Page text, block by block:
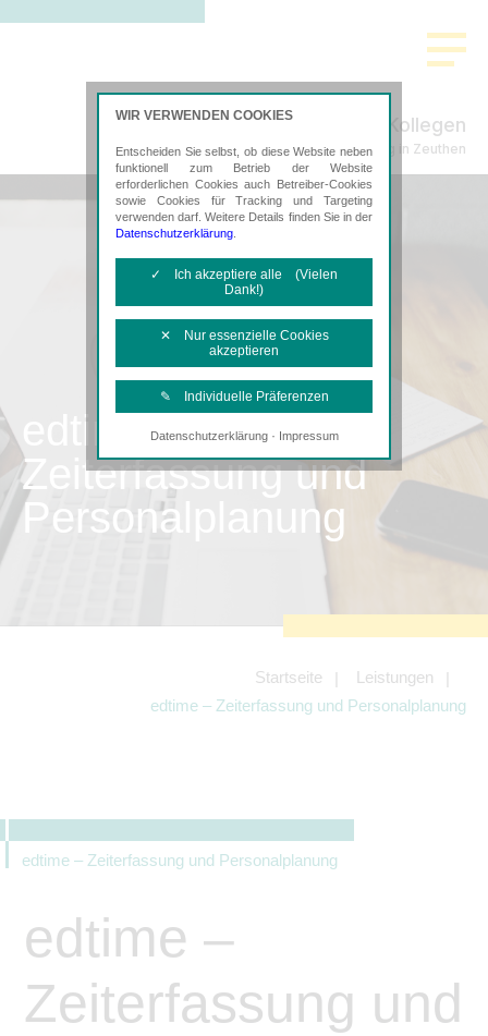
Zeidler & Kollegen
Steuerberatung in Zeuthen
Zeiterfassung und
Personalplanung
Startseite
Leistungen
edtime – Zeiterfassung und Personalplanung
edtime – Zeiterfassung und Personalplanung
edtime –
Zeiterfassung und
WIR VERWENDEN COOKIES
Entscheiden Sie selbst, ob diese Website neben
funktionell zum Betrieb der Website
erforderlichen Cookies auch Betreiber-Cookies
sowie Cookies für Tracking und Targeting
verwenden darf. Weitere Details finden Sie in der
Datenschutzerklärung
✓ Ich akzeptiere alle (Vielen
Dank!)
✕ Nur essenzielle Cookies
akzeptieren
✎ Individuelle Präferenzen
Notwendige Cookies
Diese Cookies sind erforderlich, um die
grundlegende Funktionalität der Website
Tracking- und Targeting-Cookies
Angebotes einschließlich der
Angeboten von z.B. Facebook und
Datenschutzerklärung· Impressum